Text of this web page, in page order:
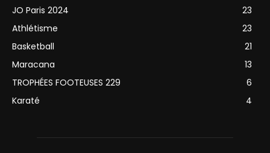
JO Paris 2024
23
Athlétisme
23
Basketball
21
Maracana
13
TROPHÉES FOOTEUSES 229
6
Karaté
4